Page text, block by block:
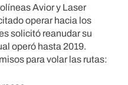
Avior y Laser
operar hacia los
solicitó reanudar su
operó hasta 2019.
para volar las rutas: